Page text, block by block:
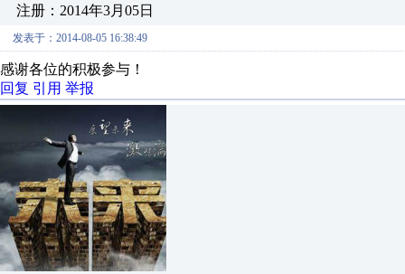
注册：2014年3月05日
发表于：2014-08-05 16:38:49
感谢各位的积极参与！
回复 引用 举报